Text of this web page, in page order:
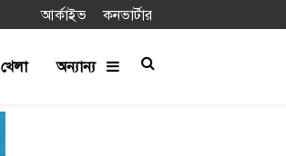
আর্কাইভ কনভার্টার
খেলা অন্যান্য